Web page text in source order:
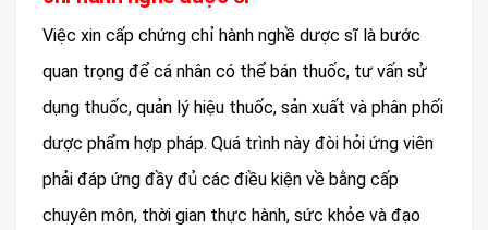
Việc xin cấp chứng chỉ hành nghề dược sĩ là bước
quan trọng để cá nhân có thể bán thuốc, tư vấn sử
dụng thuốc, quản lý hiệu thuốc, sản xuất và phân phối
dược phẩm hợp pháp. Quá trình này đòi hỏi ứng viên
phải đáp ứng đầy đủ các điều kiện về bằng cấp
chuyên môn, thời gian thực hành, sức khỏe và đạo